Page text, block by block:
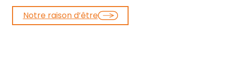
Notre raison d’être